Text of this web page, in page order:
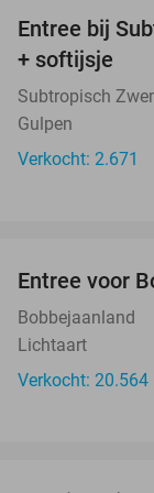
Entree bij
+ softijsje
Subtropisch
Gulpen
Verkocht: 2.671
Entree voor
Bobbejaanland
Lichtaart
Verkocht: 20.564